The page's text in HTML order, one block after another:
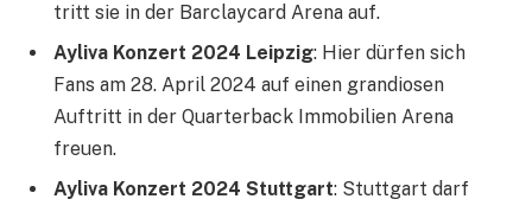
tritt sie in der Barclaycard Arena auf.
Ayliva Konzert 2024 Leipzig: Hier dürfen sich
Fans am 28. April 2024 auf einen grandiosen
Auftritt in der Quarterback Immobilien Arena
freuen.
Ayliva Konzert 2024 Stuttgart: Stuttgart darf